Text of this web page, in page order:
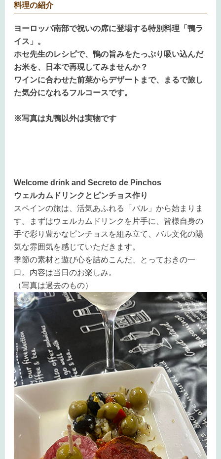
料理の紹介
ヨーロッパ南部で祝いの席に登場する特別料理「鴨ラ
イス」。
ホセ先生のレシピで、鴨の旨みをたっぷり吸い込んだ
お米を、日本で再現してみませんか？
ワインに合わせた前菜からデザートまで、まるで旅し
た気分になれるフルコースです。
※写真は丸鴨以外は実物です
Welcome drink and Secreto de Pinchos
ウェルカムドリンクとピンチョス作り
スペインの旅は、活気あふれる「バル」から始まりま
す。まずはウェルカムドリンクを片手に、皆様自身の
手で彩り豊かなピンチョスを組み立て、バル文化の陽
気な雰囲気を感じていただきます。
季節の素材と遊び心を詰めこんだ、とっておきの一
口。内容は当日のお楽しみ。
（写真は過去のもの）